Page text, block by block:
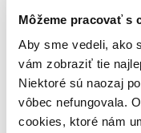
Môžeme pracovať s
Aby sme vedeli, ako
vám zobraziť tie
Niektoré sú naozaj
vôbec nefungovala.
cookies, ktoré nám
151 produktov
Použité filtre
Zrušiť filtre
Dostupné v
Audioknihy